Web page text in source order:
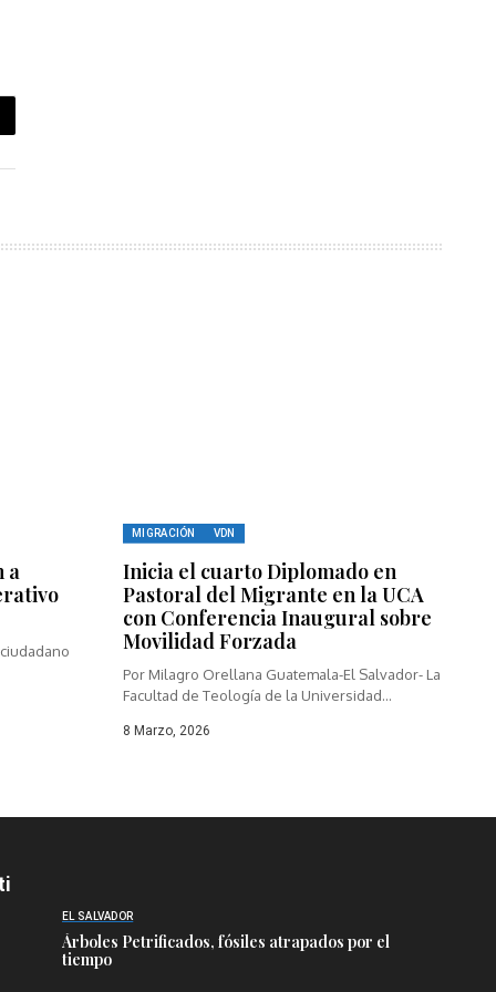
a
MIGRACIÓN VDN
Inicia el cuarto Diplomado en
Pastoral del Migrante en la UCA
con Conferencia Inaugural sobre
Movilidad Forzada
Por Milagro Orellana Guatemala-El Salvador- La
Facultad de Teología de la Universidad...
8 Marzo, 2026
EL SALVADOR
Árboles Petrificados, fósiles atrapados por el
tiempo